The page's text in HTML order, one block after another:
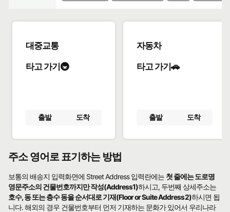
대중교통
타고 가기🚇
출발 도착
자동차
타고 가기🚗
출발 도착
주소 영어로 표기하는 방법
보통의 배송지 입력화면에 Street Address 입력란에는 첫 줄에는 도로명
영문주소의 건물번호까지만 작성(Address1)하시고, 두번째 상세주소는
호수, 동 또는 층수 동을 순서대로 기재(Floor or Suite Address2)하시면 됩
니다. 해외의 경우 건물번호부터 먼저 기재하는 문화가 있어서 우리나라